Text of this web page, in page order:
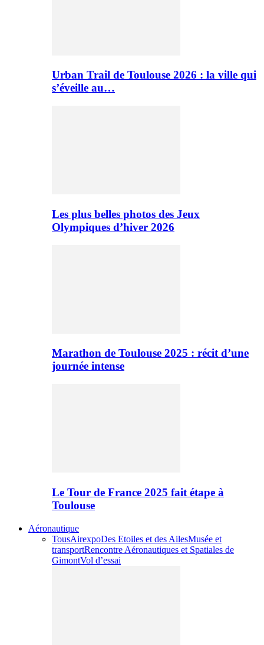
Urban Trail de Toulouse 2026 : la ville qui
s’éveille au…
Les plus belles photos des Jeux
Olympiques d’hiver 2026
Marathon de Toulouse 2025 : récit d’une
journée intense
Le Tour de France 2025 fait étape à
Toulouse
Aéronautique
TousAirexpoDes Etoiles et des AilesMusée et
transportRencontre Aéronautiques et Spatiales de
GimontVol d’essai